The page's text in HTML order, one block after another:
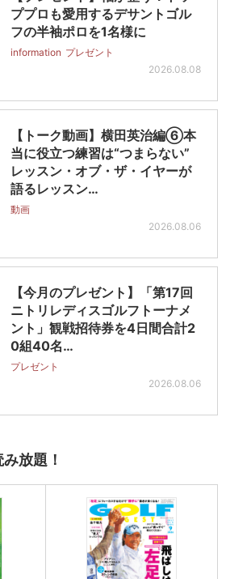
ププロも愛用するデサントゴル
フの半袖ポロを1名様に
information プレゼント
2026.08.08
【トーク動画】横田英治編⑥本
当に役立つ練習は“つまらない”
レッスン・オブ・ザ・イヤーが
語るレッスン…
動画
2026.08.06
【今月のプレゼント】「第17回
ニトリレディスゴルフトーナメ
ント」観戦招待券を4日間合計2
0組40名…
プレゼント
2026.08.06
放題！